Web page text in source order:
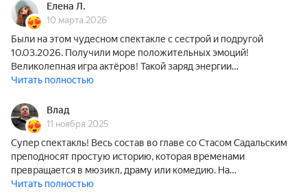
Елена Л.
10 марта 2026
Были на этом чудесном спектакле с сестрой и подругой
10.03.2026. Получили море положительных эмоций!
Великолепная игра актёров! Такой заряд энергии…
Читать полностью
Влад
11 ноября 2025
Супер спектакль! Весь состав во главе со Стасом Садальским
преподносят простую историю, которая временами
превращается в мюзикл, драму или комедию. На…
Читать полностью